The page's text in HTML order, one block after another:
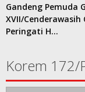
Gandeng Pemuda
XVII/Cenderawasih
Peringati H…
Korem 172/